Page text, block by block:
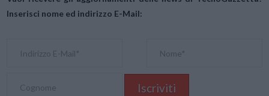
Inserisci nome ed indirizzo E-Mail: